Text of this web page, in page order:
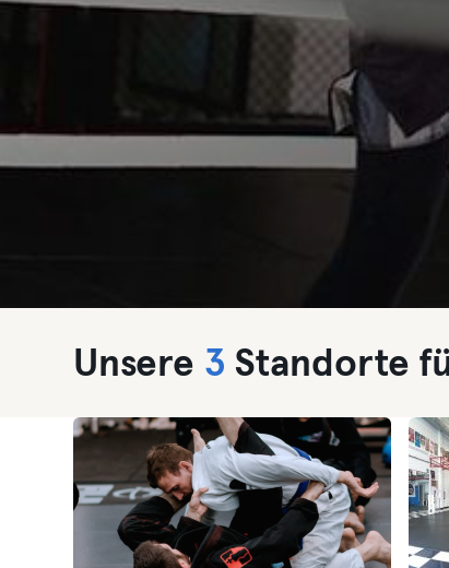
Unsere 3 Standorte